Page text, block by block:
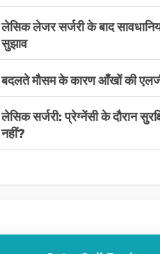
लेसिक लेजर सर्जरी के बाद
सुझाव
बदलते मौसम के कारण आँखों की
लेसिक सर्जरी: प्रेग्नेंसी के दौरान
नहीं?